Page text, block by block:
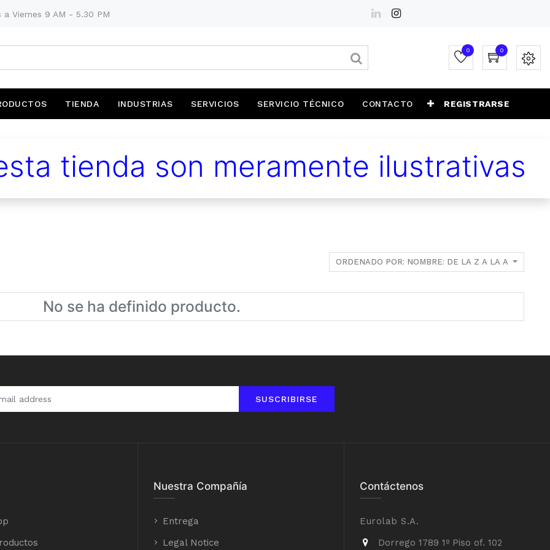
a Viernes 9 AM - 5.30 PM
0 0
TIENDA INDUSTRIAS SERVICIOS SERVICIO TÉCNICO CONTACTO REGISTRARSE
tienda son meramente ilustrativas
ORDENADO POR: NOMBRE: DE LA Z A LA A
No se ha definido producto.
SUSCRIBIRSE
Nuestra Compañía
Entrega
Legal Notice
Contáctenos
Eurolab S.A.
Dorrego 1789 1º Piso of. 102